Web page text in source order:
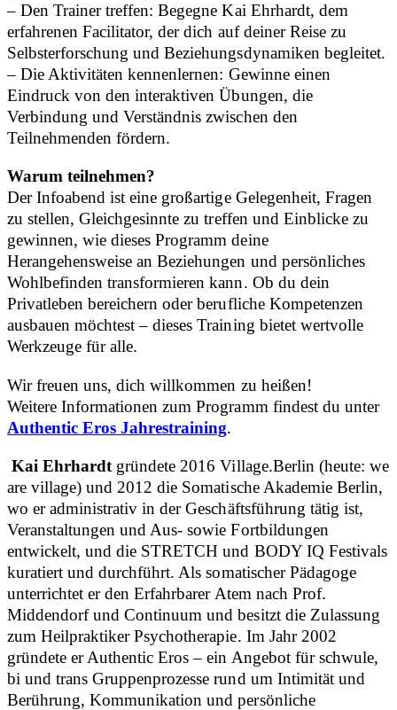
– Den Trainer treffen: Begegne Kai Ehrhardt, dem
erfahrenen Facilitator, der dich auf deiner Reise zu
Selbsterforschung und Beziehungsdynamiken begleitet.
– Die Aktivitäten kennenlernen: Gewinne einen
Eindruck von den interaktiven Übungen, die
Verbindung und Verständnis zwischen den
Teilnehmenden fördern.
Warum teilnehmen?
Der Infoabend ist eine großartige Gelegenheit, Fragen
zu stellen, Gleichgesinnte zu treffen und Einblicke zu
gewinnen, wie dieses Programm deine
Herangehensweise an Beziehungen und persönliches
Wohlbefinden transformieren kann. Ob du dein
Privatleben bereichern oder berufliche Kompetenzen
ausbauen möchtest – dieses Training bietet wertvolle
Werkzeuge für alle.
Wir freuen uns, dich willkommen zu heißen!
Weitere Informationen zum Programm findest du unter
Authentic Eros Jahrestraining.
Kai Ehrhardt gründete 2016 Village.Berlin (heute: we
are village) und 2012 die Somatische Akademie Berlin,
wo er administrativ in der Geschäftsführung tätig ist,
Veranstaltungen und Aus- sowie Fortbildungen
entwickelt, und die STRETCH und BODY IQ Festivals
kuratiert und durchführt. Als somatischer Pädagoge
unterrichtet er den Erfahrbarer Atem nach Prof.
Middendorf und Continuum und besitzt die Zulassung
zum Heilpraktiker Psychotherapie. Im Jahr 2002
gründete er Authentic Eros – ein Angebot für schwule,
bi und trans Gruppenprozesse rund um Intimität und
Berührung, Kommunikation und persönliche